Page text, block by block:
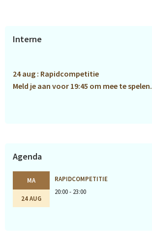
Primaire
Interne
24 aug : Rapidcompetitie
Meld je aan voor 19:45 om mee te spelen.
Agenda
MA
24 AUG
RAPIDCOMPETITIE
20:00 - 23:00